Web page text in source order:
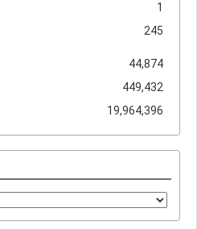
1
245
44,874
449,432
19,964,396